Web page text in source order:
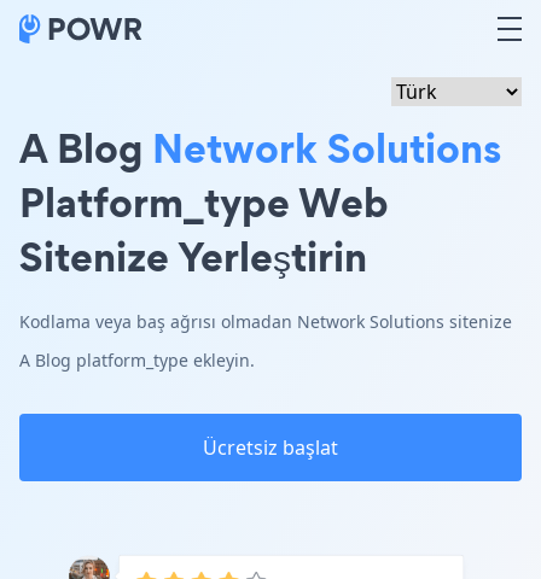
A Blog Network Solutions
Platform_type Web
Sitenize Yerleştirin
Kodlama veya baş ağrısı olmadan Network Solutions sitenize
A Blog platform_type ekleyin.
Ücretsiz başlat